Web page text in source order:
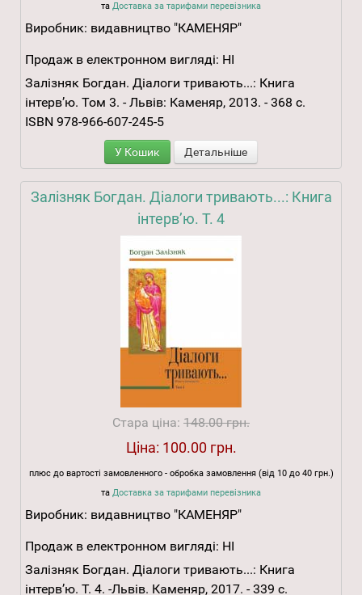
та Доставка за тарифами перевізника
Виробник: видавництво "КАМЕНЯР"
Продаж в електронном вигляді: НІ
Залізняк Богдан. Діалоги тривають...: Книга
інтерв’ю. Том 3. - Львів: Каменяр, 2013. - 368 с.
ISBN 978-966-607-245-5
У Кошик Детальніше
Залізняк Богдан. Діалоги тривають...: Книга
інтерв’ю. Т. 4
Стара ціна: 148.00 грн.
Ціна: 100.00 грн.
плюс до вартості замовленного - обробка замовлення (від 10 до 40 грн.)
та Доставка за тарифами перевізника
Виробник: видавництво "КАМЕНЯР"
Продаж в електронном вигляді: НІ
Залізняк Богдан. Діалоги тривають...: Книга
інтерв’ю. Т. 4. -Львів. Каменяр, 2017. - 339 с.